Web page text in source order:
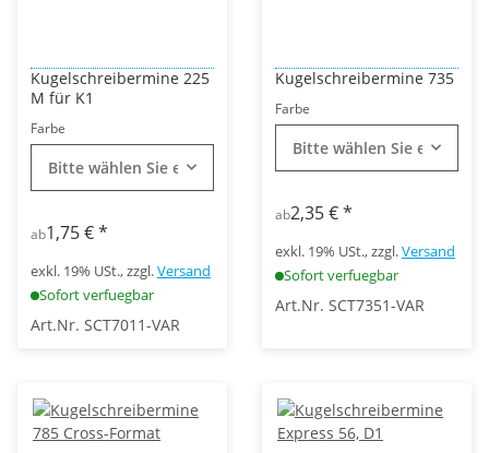
Kugelschreibermine 225
M für K1
Farbe
Bitte wählen Sie eine Variation.
ab1,75 €*
exkl. 19% USt., zzgl.Versand
Sofort verfuegbar
Art.Nr. SCT7011-VAR
Kugelschreibermine 735
Farbe
Bitte wählen Sie eine
ab2,35 €*
exkl. 19% USt., zzgl.Versand
Sofort verfuegbar
Art.Nr. SCT7351-VAR